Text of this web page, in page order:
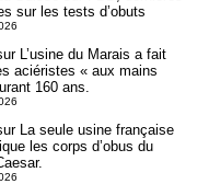
sur les tests d’obuts
L’usine du Marais a fait
aciéristes « aux mains
160 ans.
La seule usine française
les corps d’obus du